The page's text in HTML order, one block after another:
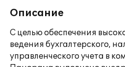
Описание
С целью обеспечения
ведения бухгалтерского,
управленческого учета в